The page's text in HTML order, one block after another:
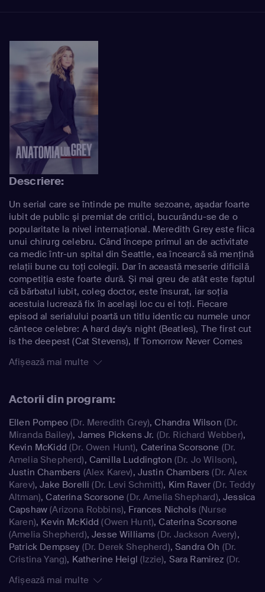
Descriere:
Un serial care se întinde pe multe sezoane, aşadar foarte
iubit de public şi premiat de critici, bucurându-se de o
popularitate la nivel internaţional. Meredith Grey este fiica
unui chirurg celebru. Când începe primul an de activitate
ca medic într-un spital din Seattle, ea încearcă să menţină
relaţii bune cu toţi colegii. Dar în această meserie dificilă
competiţia este foarte dură. Şi mai greu de atât este faptul
că bărbatul iubit, coleg doctor, este însurat, iar soţia
acestuia lucrează fix în acelaşi loc cu ei toţi. Fiecare
episod al serialului poartă un titlu identic cu numele unor
cântece celebre: A hard day's night (Beatles), The first cut
is the deepest (Cat Stevens), If Tomorrow Never Comes
Afișează mai multe
Actorii din program:
Ellen Pompeo(Dr. Meredith Grey),Chandra Wilson (Dr.
Miranda Bailey), James Pickens Jr. (Dr. Richard Webber),
Kevin McKidd (Dr. Owen Hunt), Caterina Scorsone (Dr.
Amelia Shepherd), Camilla Luddington (Dr. Jo Wilson),
Justin Chambers (Alex Karev), Justin Chambers (Dr. Alex
Karev),Jake Borelli (Dr. Levi Schmitt), Kim Raver (Dr. Teddy
Altman),Caterina Scorsone (Dr. Amelia Shephard),Jessica
Capshaw (Arizona Robbins), Frances Nichols (Nurse
Karen), Kevin McKidd (Owen Hunt),Caterina Scorsone
(Amelia Shepherd),Jesse Williams (Dr. Jackson Avery),
Patrick Dempsey (Dr. Derek Shepherd),Sandra Oh (Dr.
Cristina Yang), Katherine Heigl (Izzie), Sara Ramirez (Dr.
Afișează mai multe